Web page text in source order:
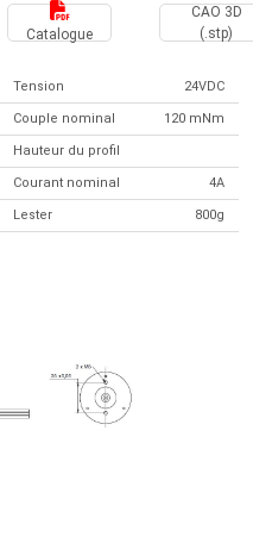
Catalogue
CAO 3D
(.stp)
Tension 24VDC
Couple nominal 120 mNm
Hauteur du profil
Courant nominal 4A
Lester 800g